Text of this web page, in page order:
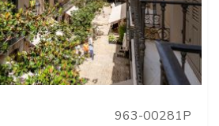
963-00281P